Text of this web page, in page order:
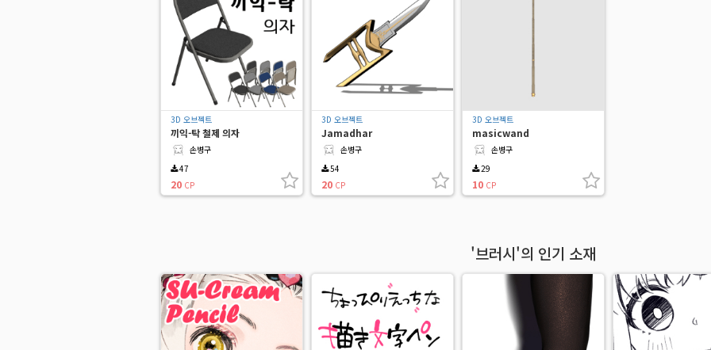
3D 오브젝트
끼익-탁 철제 의자
손병구
47
20 CP
3D 오브젝트
Jamadhar
손병구
54
20 CP
3D 오브젝트
masicwand
손병구
29
10 CP
'브러시'의 인기 소재